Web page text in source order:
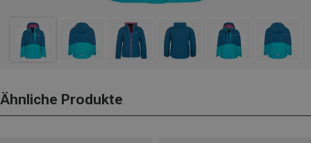
Ähnliche Produkte